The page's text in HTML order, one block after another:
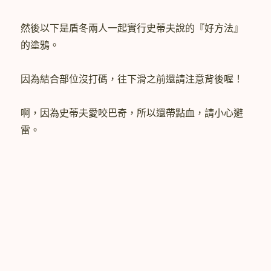
然後以下是盾冬兩人一起實行史蒂夫說的『好方法』
的塗鴉。
因為結合部位沒打碼，往下滑之前還請注意背後喔！
啊，因為史蒂夫愛咬巴奇，所以還帶點血，請小心避
雷。